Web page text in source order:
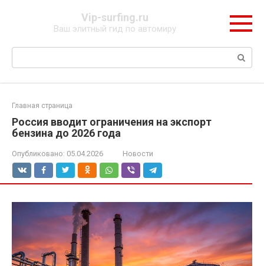
Vip-surfing.ru
Ваш элитный гид по автомиру
Поиск:
Главная страница
Россия вводит ограничения на экспорт
бензина до 2026 года
Опубликовано: 05.04.2026 Новости